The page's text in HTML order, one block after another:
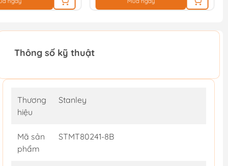
Thông số kỹ thuật
Thương
hiệu
Stanley
Mã sản
phẩm
STMT80241-8B